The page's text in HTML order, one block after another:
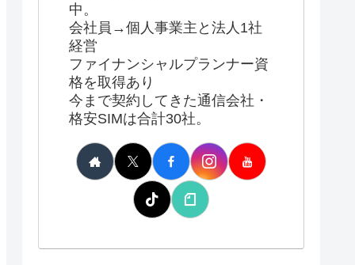
中。
会社員→個人事業主と法人1社
経営
ファイナンシャルプランナー資
格を取得あり
今まで契約してきた通信会社・
格安SIMは合計30社。